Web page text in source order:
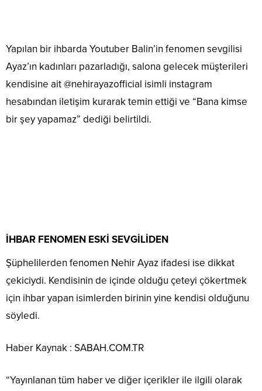
Yapılan bir ihbarda Youtuber Balin’in fenomen sevgilisi
Ayaz’ın kadınları pazarladığı, salona gelecek müşterileri
kendisine ait @nehirayazofficial isimli instagram
hesabından iletişim kurarak temin ettiği ve “Bana kimse
bir şey yapamaz” dediği belirtildi.
İHBAR FENOMEN ESKİ SEVGİLİDEN
Şüphelilerden fenomen Nehir Ayaz ifadesi ise dikkat
çekiciydi. Kendisinin de içinde olduğu çeteyi çökertmek
için ihbar yapan isimlerden birinin yine kendisi olduğunu
söyledi.
Haber Kaynak : SABAH.COM.TR
“Yayınlanan tüm haber ve diğer içerikler ile ilgili olarak